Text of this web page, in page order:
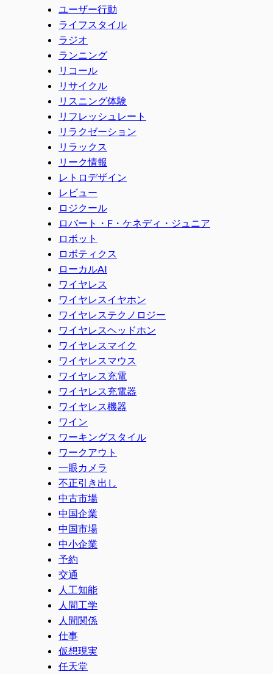
ユーザー行動
ライフスタイル
ラジオ
ランニング
リコール
リサイクル
リスニング体験
リフレッシュレート
リラクゼーション
リラックス
リーク情報
レトロデザイン
レビュー
ロジクール
ロバート・F・ケネディ・ジュニア
ロボット
ロボティクス
ローカルAI
ワイヤレス
ワイヤレスイヤホン
ワイヤレステクノロジー
ワイヤレスヘッドホン
ワイヤレスマイク
ワイヤレスマウス
ワイヤレス充電
ワイヤレス充電器
ワイヤレス機器
ワイン
ワーキングスタイル
ワークアウト
一眼カメラ
不正引き出し
中古市場
中国企業
中国市場
中小企業
予約
交通
人工知能
人間工学
人間関係
仕事
仮想現実
任天堂